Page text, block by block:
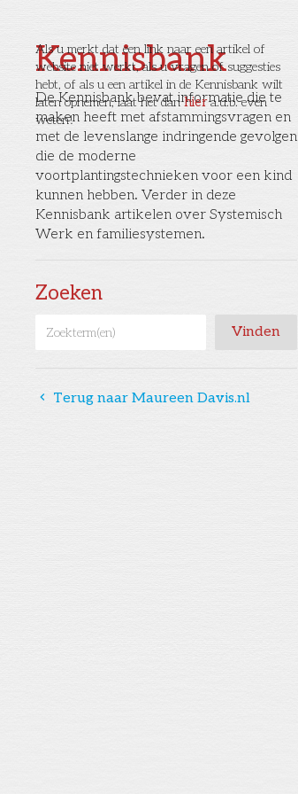
Als u merkt dat een link naar een artikel of
website niet werkt, als u vragen of suggesties
hebt, of als u een artikel in de Kennisbank wilt
laten opnemen, laat het danhiera.u.b. even
weten!
Kennisbank
De Kennisbank bevat informatie die te
maken heeft met afstammingsvragen en
met de levenslange indringende gevolgen
die de moderne
voortplantingstechnieken voor een kind
kunnen hebben. Verder in deze
Kennisbank artikelen over Systemisch
Werk en familiesystemen.
Zoeken
󰅁 Terug naar Maureen Davis.nl